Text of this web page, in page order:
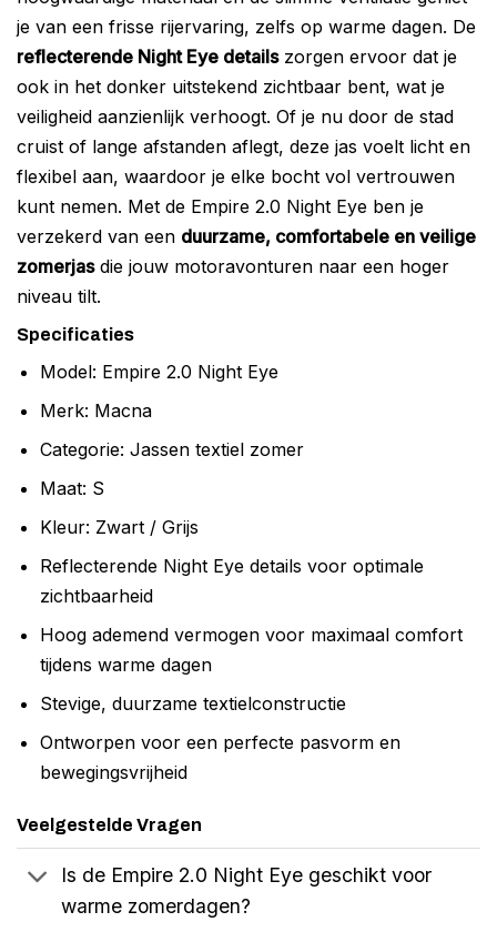
je van een frisse rijervaring, zelfs op warme dagen. De
reflecterende Night Eye detailszorgen ervoor dat je
ook in het donker uitstekend zichtbaar bent, wat je
veiligheid aanzienlijk verhoogt. Of je nu door de stad
cruist of lange afstanden aflegt, deze jas voelt licht en
flexibel aan, waardoor je elke bocht vol vertrouwen
kunt nemen. Met de Empire 2.0 Night Eye ben je
verzekerd van een duurzame, comfortabele en veilige
zomerjasdie jouw motoravonturen naar een hoger
niveau tilt.
Specificaties
Model: Empire 2.0 Night Eye
Merk: Macna
Categorie: Jassen textiel zomer
Maat: S
Kleur: Zwart / Grijs
Reflecterende Night Eye details voor optimale
zichtbaarheid
Hoog ademend vermogen voor maximaal comfort
tijdens warme dagen
Stevige, duurzame textielconstructie
Ontworpen voor een perfecte pasvorm en
bewegingsvrijheid
Veelgestelde Vragen
Is de Empire 2.0 Night Eye geschikt voor
warme zomerdagen?